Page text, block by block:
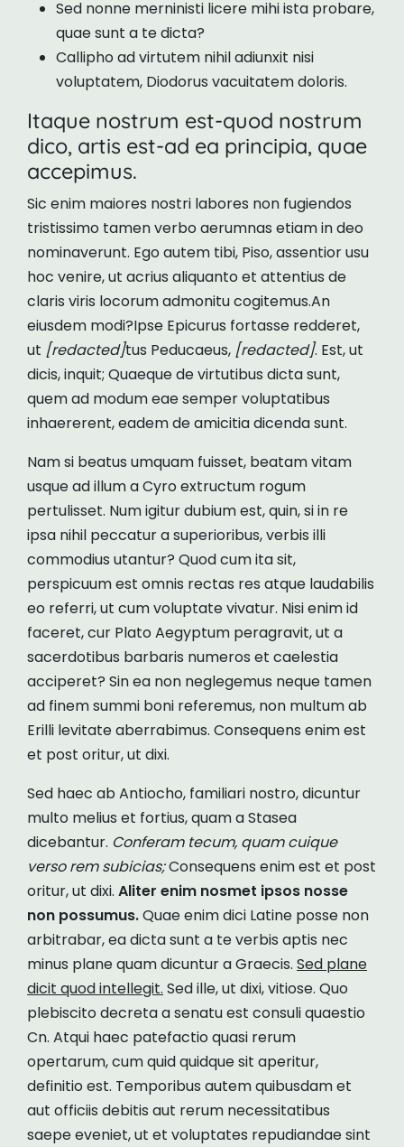
Sed nonne merninisti licere mihi ista probare,
quae sunt a te dicta?
Callipho ad virtutem nihil adiunxit nisi
voluptatem, Diodorus vacuitatem doloris.
Itaque nostrum est-quod nostrum
dico, artis est-ad ea principia, quae
accepimus.
Sic enim maiores nostri labores non fugiendos
tristissimo tamen verbo aerumnas etiam in deo
nominaverunt. Ego autem tibi, Piso, assentior usu
hoc venire, ut acrius aliquanto et attentius de
claris viris locorum admonitu cogitemus.An
eiusdem modi?Ipse Epicurus fortasse redderet,
ut [redacted]tus Peducaeus, [redacted]. Est, ut
dicis, inquit; Quaeque de virtutibus dicta sunt,
quem ad modum eae semper voluptatibus
inhaererent, eadem de amicitia dicenda sunt.
Nam si beatus umquam fuisset, beatam vitam
usque ad illum a Cyro extructum rogum
pertulisset. Num igitur dubium est, quin, si in re
ipsa nihil peccatur a superioribus, verbis illi
commodius utantur? Quod cum ita sit,
perspicuum est omnis rectas res atque laudabilis
eo referri, ut cum voluptate vivatur. Nisi enim id
faceret, cur Plato Aegyptum peragravit, ut a
sacerdotibus barbaris numeros et caelestia
acciperet? Sin ea non neglegemus neque tamen
ad finem summi boni referemus, non multum ab
Erilli levitate aberrabimus. Consequens enim est
et post oritur, ut dixi.
Sed haec ab Antiocho, familiari nostro, dicuntur
multo melius et fortius, quam a Stasea
dicebantur. Conferam tecum, quam cuique
verso rem subicias;Consequens enim est et post
oritur, ut dixi. Aliter enim nosmet ipsos nosse
non possumus.Quae enim dici Latine posse non
arbitrabar, ea dicta sunt a te verbis aptis nec
minus plane quam dicuntur a Graecis. Sed plane
dicit quod intellegit. Sed ille, ut dixi, vitiose. Quo
plebiscito decreta a senatu est consuli quaestio
Cn. Atqui haec patefactio quasi rerum
opertarum, cum quid quidque sit aperitur,
definitio est. Temporibus autem quibusdam et
aut officiis debitis aut rerum necessitatibus
saepe eveniet, ut et voluptates repudiandae sint